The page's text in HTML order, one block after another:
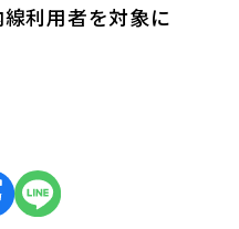
線利用者を対象に